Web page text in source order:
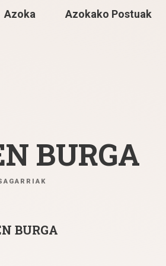
Azoka Azokako Postuak
BURGA
BURGA